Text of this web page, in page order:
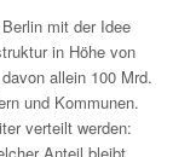
mit der Idee
in Höhe von
allein 100 Mrd.
und Kommunen.
verteilt werden: